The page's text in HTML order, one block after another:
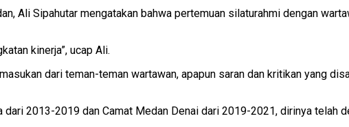
Ali Sipahutar mengatakan bahwa pertemuan silaturahmi dengan
kinerja”, ucap Ali.
dari teman-teman wartawan, apapun saran dan kritikan yang
dari 2013-2019 dan Camat Medan Denai dari 2019-2021, dirinya telah